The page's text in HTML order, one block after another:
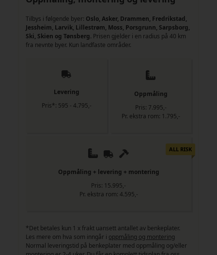
Tilbys i følgende byer: Oslo, Asker, Drammen, Fredrikstad,
Jessheim, Larvik, Lillestrøm, Moss, Porsgrunn, Sarpsborg,
Ski, Skien og Tønsberg. Prisen gjelder i en radius på 40 km
fra nevnte byer. Kun landfaste områder.
Levering
Pris*: 595 - 4.795,-
Oppmåling
Pris: 7.995,-
Pr. ekstra rom: 1.795,-
ALL RISK
Oppmåling + levering + montering
Pris: 15.995,-
Pr. ekstra rom: 4.595,-
*Det betales kun 1 x frakt uansett antallet av benkeplater.
Les mere om hva som inngår i oppmåling og montering
Normal leveringstid på benkeplater med oppmåling og/eller